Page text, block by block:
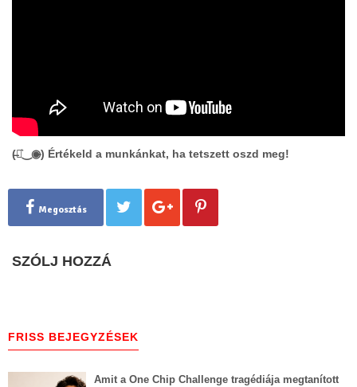
(̶◉͛‿◉̶) Értékeld a munkánkat, ha tetszett oszd meg!
Megosztás
SZÓLJ HOZZÁ
FRISS BEJEGYZÉSEK
Amit a One Chip Challenge tragédiája megtanított